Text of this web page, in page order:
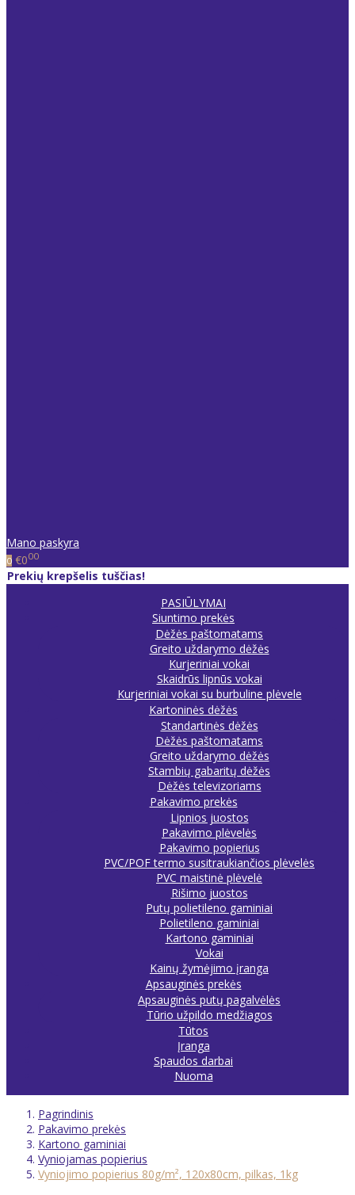
Mano paskyra
0 €000
Prekių krepšelis tuščias!
PASIŪLYMAI
Siuntimo prekės
Dėžės paštomatams
Greito uždarymo dėžės
Kurjeriniai vokai
Skaidrūs lipnūs vokai
Kurjeriniai vokai su burbuline plėvele
Kartoninės dėžės
Standartinės dėžės
Dėžės paštomatams
Greito uždarymo dėžės
Stambių gabaritų dėžės
Dėžės televizoriams
Pakavimo prekės
Lipnios juostos
Pakavimo plėvelės
Pakavimo popierius
PVC/POF termo susitraukiančios plėvelės
PVC maistinė plėvelė
Rišimo juostos
Putų polietileno gaminiai
Polietileno gaminiai
Kartono gaminiai
Vokai
Kainų žymėjimo įranga
Apsauginės prekės
Apsauginės putų pagalvėlės
Tūrio užpildo medžiagos
Tūtos
Įranga
Spaudos darbai
Nuoma
Pagrindinis
Pakavimo prekės
Kartono gaminiai
Vyniojamas popierius
Vyniojimo popierius 80g/m², 120x80cm, pilkas, 1kg